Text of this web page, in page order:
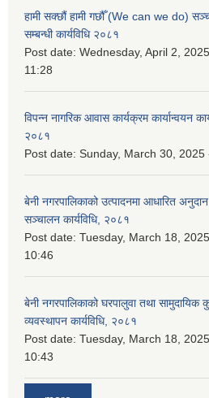
हामी सक्छौं हामी गछौँ (We can we do)
सम्बन्धी कार्यविधि २०८१
Post date: Wednesday, April 2,
11:28
विपन्न नागरिक आवास कार्यक्रम कार्यान्वयन
२०८१
Post date: Sunday, March 30, 2025
बेनी नगरपालिकाको उत्पादनमा आधारित
सञ्‍चालन कार्यविधि, २०८१
Post date: Tuesday, March 18,
10:46
बेनी नगरपालिकाको घरपालुवा तथा सामुदायिक
व्यवस्थापन कार्यविधि, २०८१
Post date: Tuesday, March 18,
10:43